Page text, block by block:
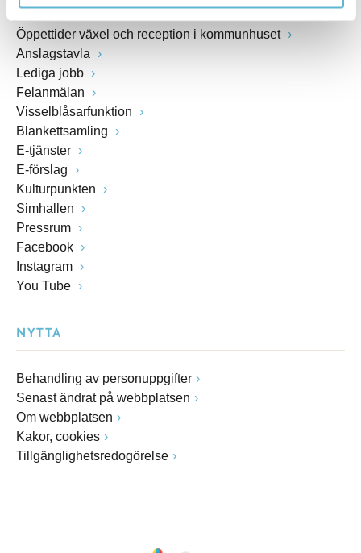
Öppettider växel och reception i kommunhuset
Anslagstavla
Lediga jobb
Felanmälan
Visselblåsarfunktion
Blankettsamling
E-tjänster
E-förslag
Kulturpunkten
Simhallen
Pressrum
Facebook
Instagram
You Tube
NYTTA
Behandling av personuppgifter
Senast ändrat på webbplatsen
Om webbplatsen
Kakor, cookies
Tillgänglighetsredogörelse